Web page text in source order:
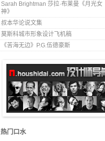
Sarah Brightman 莎拉·布莱曼《月光女
神》
叔本华论说文集
莫斯科城市形象设计飞机稿
《苦海无边》P.G.伍德豪斯
热门口水